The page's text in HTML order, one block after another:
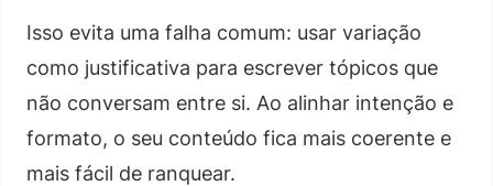
Isso evita uma falha comum: usar variação
como justificativa para escrever tópicos que
não conversam entre si. Ao alinhar intenção e
formato, o seu conteúdo fica mais coerente e
mais fácil de ranquear.